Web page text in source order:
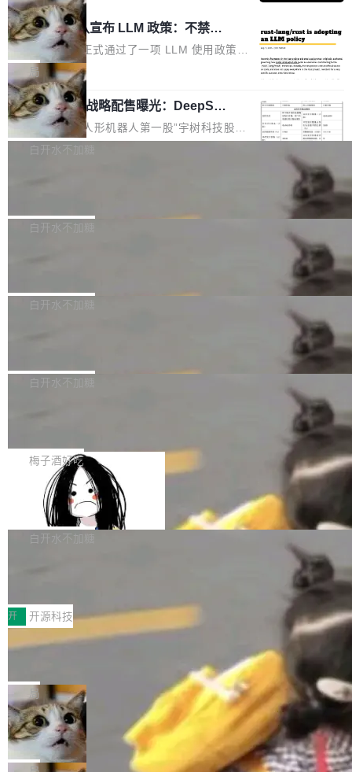
问，围绕开源鸿蒙技术能力、设备适配、芯片适
配、功耗与稳定性调优、兼容性测评及统一互联
等内容展开系统讲解和实战交流，帮助企业进一
步了解开源鸿蒙在智能...
起事故，其中四起与 AI/Copilot 服务相关。 Git
Hub 员工 kdaigle 在 HN 讨论中贴出了一组数
据：2025 年全年 10 亿次 commit。现在，每周
2.75 亿次，全年预计 140 亿次。GitHub...
象：Recursive Language Model（RLM）和 C
ontinual Harness。在 ARC-AGI 3 基准测试
上，Prime Agent + Opus 5 的组合达到了 95.
5% RHAE Best@1，超过了 ARC 报告的人类专
家基线 95.4%。 不是又一个 coding agent 包装
器 Prime Agent 的架构和市面上大多数 coding
agent 有本质区别。大多数 agent harness 的设
计是基于早期模型的能力—...
Rust 项目团队宣布 LLM 政策：不禁
止，但你要承认哪些代码不是你写的
Rust 语言项目正式通过了一项 LLM 使用政策，
覆盖 rust-lang/rust 单一仓库的代码贡献。这不
是项目级别的官方立场，目前由五个团队采纳，
但它可能是主流开源项目中关于 AI 辅助贡献最
细致的一份规则。 政策的核心只有一句话：LLM
可以用来分析、提炼、审阅、建议，但不能用来
不得生成涉及安全性的关键变更，除非作者本身
局
宇树科技 IPO 战略配售曝光：DeepSe
ek 获配 93.3 万股，锁定 36 个月
8月6日晚间，“人形机器人第一股”宇树科技股份
有限公司披露IPO发行价格及战略配售结果，杭
36个月。 公告显示，本次宇树科技战略配售对
员工参与设立的专项资产管理计划。其中，Dee
获配9...
白开水不加糖
Bug fixes and enhancements 修复多次传递同
一个回归问题，该问题导致拉取镜像时会拒绝包
题，该问题可能导致在旧版 Linux 内核...
白开水不加糖
e 孵化器项目管理委员会（IPMC）投票中获得
P）！这一里程碑不仅标志着 Fluss 迈入新的发
白开水不加糖
长期停止内容更新，未能实现其作为“AI版维基百
提交的编辑请求也长期处于待处理状态。 Groki
pedia 于去年底上线，定位为由人工智能生成内
容的百科平台，被马斯克视为传统众包百科网站
维基百科的替代方案。Lawfare 调查发现，无论
热门页面还是低关注度页面，均未出现近期更
白开水不加糖
是这样的：配 MessageSource 的 Bean、写 R
eloadableResourceBundleMessageSource、
声明 LocaleResolver、注册 LocaleChangeInt
erceptor…五六步之后才能看到第一行翻译文
本。 Solon 换了个方式。整个 i18n 模块围绕三
梅子酒好吃
Apache Doris 4.1 全面增强 Iceberg：
支持 UPDATE、MERGE INTO 与 Iceb
erg V3
Apache Doris 4.1 要补齐的，正是缺失的那一
半。在已有查询能力的基础上，Doris 进一步支
常维护操作，并完整支持 Iceberg V3 格式。
白开水不加糖
村国家自主创新示范区会议中心开幕。本届大会
由中关村智联软件服务业质量创新联盟主办，以
“智构可信·质创未来——AI原生时代的质量新范
式”为主题，直面AI从实验室走向规模化产业落地
的核心质量命题。会上，《2026智能研发生产力
工具选型手册》发布，Testin云测的Testin XAge
nt智能测试系统入选AI测试领域代表产品。对CI
O而言，这提示了一个转变：AI测试正在从效率
工具升级为企业的质量基础设施。 CIO面对的新
开 开源科技
让非法状态不可表示：一篇关于 ADT
有一种东西，一旦用过就回不去了。Alex Fedos
eev 管它叫"软件设计的基石"。 他说的东西不新
鲜——代数数据类型（ADT），尤其是和类型
（sum type）。但他说清楚了一件事：这不是类
型系统的学术体操，是日常编码的思维方式。 文
章从一个简单的例子切入。一个网站的深色主题
局
Cloudflare 开源内部企业 AI 平台 Clou
dflare OS
Cloudflare 发布了一个开源项目 Cloudflare O
S。如果你只看官方博客，你会觉得这是又一